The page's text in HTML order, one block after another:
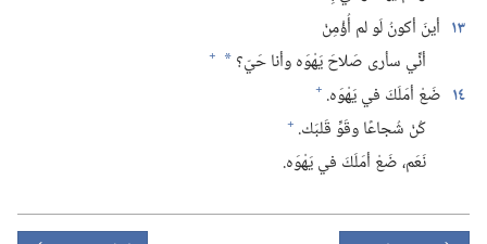
١٣ أينَ أكونُ لَو لم أُؤْمِنْ
أنِّي سأرى صَلاحَ يَهْوَه وأنا حَيّ؟‏ *
+
١٤ ضَعْ أمَلَكَ في يَهْوَه.‏ +
كُنْ شُجاعًا وقَوِّ قَلبَك.‏ +
نَعَم،‏ ضَعْ أمَلَكَ في يَهْوَه.‏